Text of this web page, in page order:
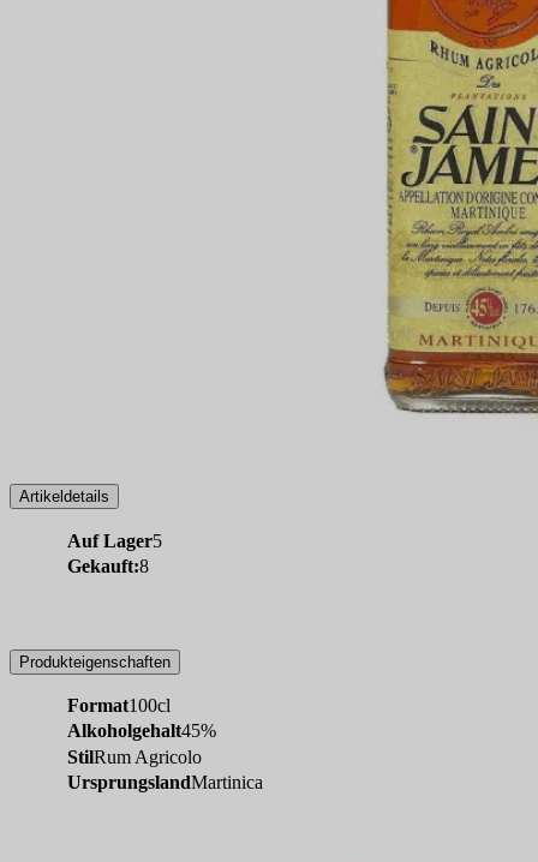
Artikeldetails
Auf Lager5
Gekauft:8
Produkteigenschaften
Format100cl
Alkoholgehalt45%
StilRum Agricolo
UrsprungslandMartinica